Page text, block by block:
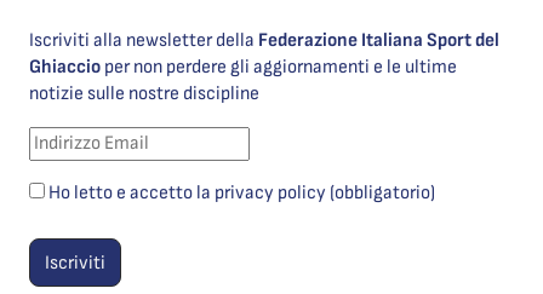
Iscriviti alla newsletter della Federazione Italiana Sport del
Ghiaccio per non perdere gli aggiornamenti e le ultime
notizie sulle nostre discipline
Ho letto e accetto la privacy policy (obbligatorio)